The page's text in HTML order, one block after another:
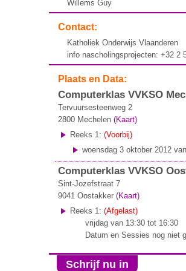
Willems Guy
Contact:
Katholiek Onderwijs Vlaanderen
info nascholingsprojecten: +32 2
Plaats en Data:
Computerklas VVKSO
Tervuursesteenweg 2
2800 Mechelen (Kaart)
Reeks 1:(Voorbij)
woensdag 3 oktober 2012
Computerklas VVKSO
Sint-Jozefstraat 7
9041 Oostakker (Kaart)
Reeks 1:(Afgelast)
vrijdag van 13:30 tot 16:30
Datum en Sessies nog niet
Schrijf nu in